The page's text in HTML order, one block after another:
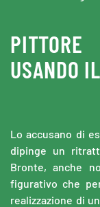
USANDO
Lo accusano di
dipinge un
Bronte, anche
figurativo che
realizzazione di